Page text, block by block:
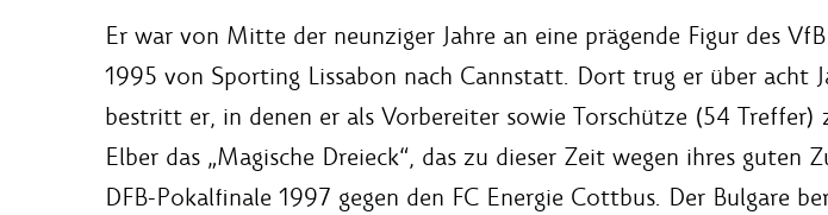
Er war von Mitte der neunziger Jahre an eine prägende Figur des
1995 von Sporting Lissabon nach Cannstatt. Dort trug er über acht
bestritt er, in denen er als Vorbereiter sowie Torschütze (54
Elber das „Magische Dreieck“, das zu dieser Zeit wegen ihres guten
DFB-Pokalfinale 1997 gegen den FC Energie Cottbus. Der Bulgare